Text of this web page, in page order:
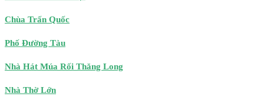
Chùa Trấn Quốc
Phố Đường Tàu
Nhà Hát Múa Rối Thăng Long
Nhà Thờ Lớn